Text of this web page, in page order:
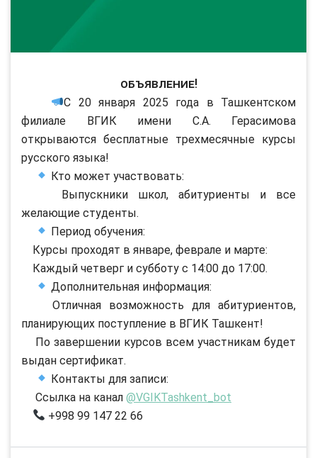
ОБЪЯВЛЕНИЕ!
С 20 января 2025 года в Ташкентском
филиале ВГИК имени С.А. Герасимова
открываются бесплатные трехмесячные курсы
русского языка!
Кто может участвовать:
Выпускники школ, абитуриенты и все
желающие студенты.
Период обучения:
Курсы проходят в январе, феврале и марте:
Каждый четверг и субботу с 14:00 до 17:00.
Дополнительная информация:
Отличная возможность для абитуриентов,
планирующих поступление в ВГИК Ташкент!
По завершении курсов всем участникам будет
выдан сертификат.
Контакты для записи:
Ссылка на канал @VGIKTashkent_bot
+998 99 147 22 66